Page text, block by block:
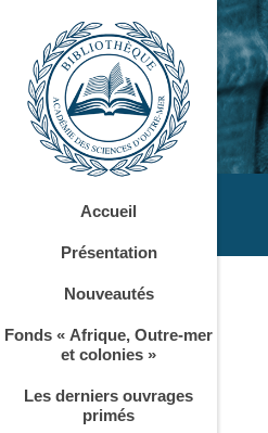
Accueil
Présentation
Nouveautés
Fonds « Afrique, Outre-mer
et colonies »
Les derniers ouvrages
primés